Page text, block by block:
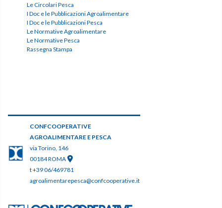
CONFCOOPERATIVE
AGROALIMENTARE E PESCA
via Torino, 146
00184 ROMA
t +39 06/469781
agroalimentarepesca@confcooperative.it
Le Circolari Pesca
I Doc e le Pubblicazioni Agroalimentare
I Doc e le Pubblicazioni Pesca
Le Normative Agroalimentare
Le Normative Pesca
Rassegna Stampa